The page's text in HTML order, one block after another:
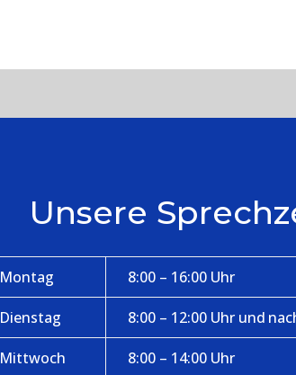
Unsere
Montag 8:00 – 16:00 Uhr
Dienstag 8:00 – 12:00 Uhr und
Mittwoch 8:00 – 14:00 Uhr